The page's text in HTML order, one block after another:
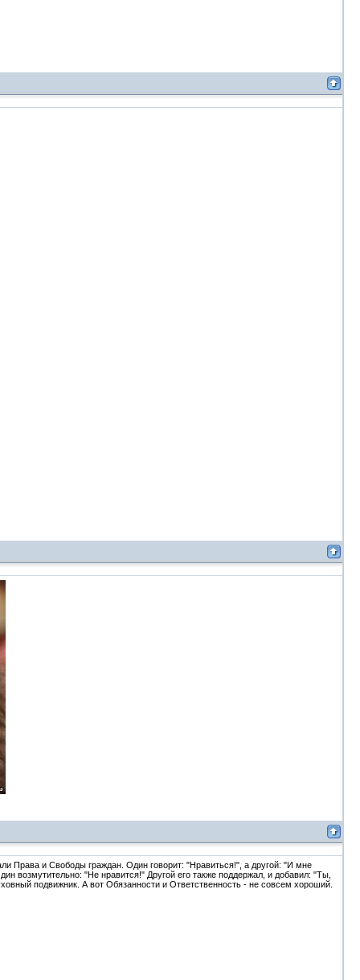
Права и Свободы граждан. Один говорит: "Нравиться!", а другой: "И мне
возмутительно: "Не нравится!" Другой его также поддержал, и добавил: "Ты,
подвижник. А вот Обязанности и Ответственность - не совсем хороший.